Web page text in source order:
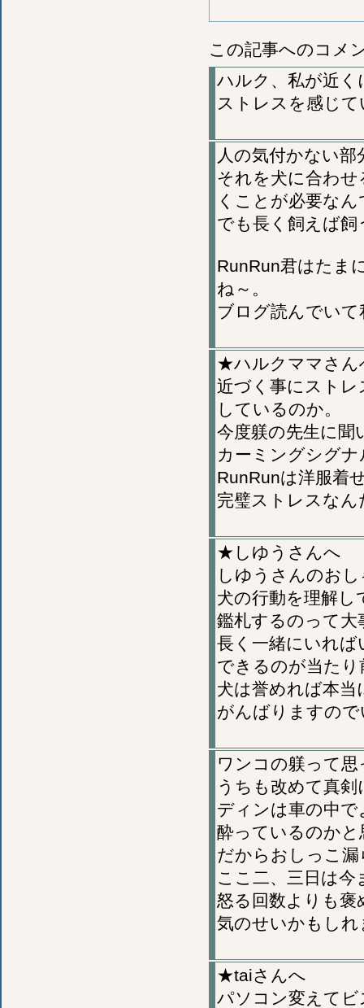
この記事へのコメ
ハルク、私が近
ストレスを感じ
人の気付かない
それを犬に合わ
くことが必要な
でも長く飼えば
RunRun君はたま
ね～。
ブログ読んでい
★ハルクママさん
近づく事にスト
しているのか。
今度躾の先生に聞
カーミングシグナ
RunRunは洋服着
完璧ストレスな
★しゆうさんへ
しゆうさんのお
犬の行動を理解し
鑑札するのって大
長く一緒にいれ
できるのが当た
犬は誉めれば本
がんばりますの
ワンコの躾って
うちも改めて真
ディンは車の中
酔っているのか
だからおしっこ
ここ二、三日は
怒る回数よりも褒
気のせいかもし
★taiさんへ
パソコン変えて